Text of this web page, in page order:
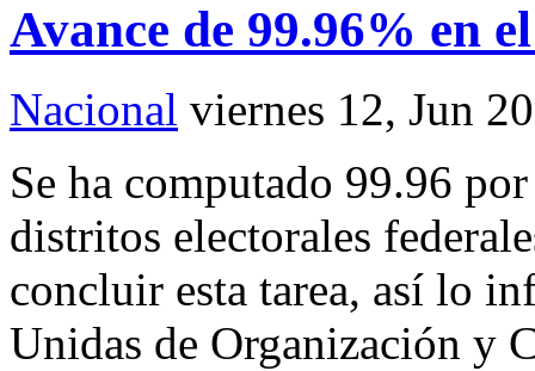
Avance de 99.96% en
Nacional viernes 12, Jun
Se ha computado 99.96
distritos electorales
concluir esta tarea, así lo
Unidas de Organización y